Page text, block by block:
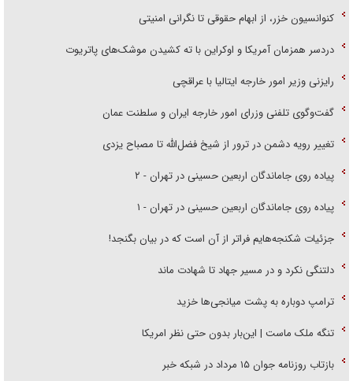
کنوانسیون خزر، از ابهام حقوقی تا نگرانی امنیتی
دردسر همزمان آمریکا و اوکراین با ته کشیدن موشک‌های پاتریوت
رایزنی وزیر امور خارجه ایتالیا با عراقچی
گفت‌وگوی تلفنی وزرای امور خارجه ایران و سلطنت عمان
تغییر رویه دشمن در ترور از شیخ فضل‌الله تا مصباح یزدی
پیاده روی جاماندگان اربعین حسینی در تهران - ۲
پیاده روی جاماندگان اربعین حسینی در تهران - ۱
جزئیات شکنجه‌هایم فراتر از آن است که در بیان بگنجد!
دلتنگی نکرد و در مسیر جهاد تا شهادت ماند
ترامپ دوباره به پشت میانجی‌ها خزید
تنگه ملک ماست | این‌بار بدون حتی نظر امریکا
بازتاب روزنامه جوان ۱۵ مرداد در شبکه خبر